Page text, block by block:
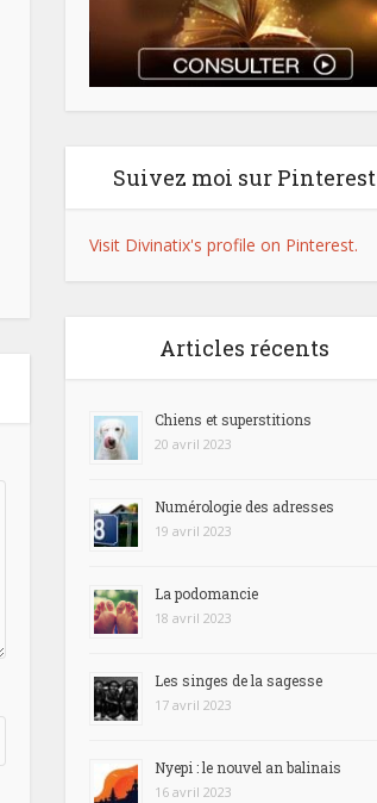
Suivez moi sur Pinterest
Visit Divinatix's profile on Pinterest.
Articles récents
Chiens et superstitions
20 avril 2023
Numérologie des adresses
19 avril 2023
La podomancie
18 avril 2023
Les singes de la sagesse
17 avril 2023
Nyepi : le nouvel an balinais
16 avril 2023